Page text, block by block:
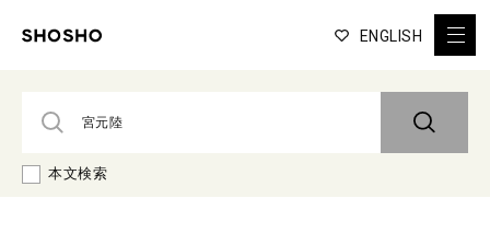
ENGLISH
本文検索